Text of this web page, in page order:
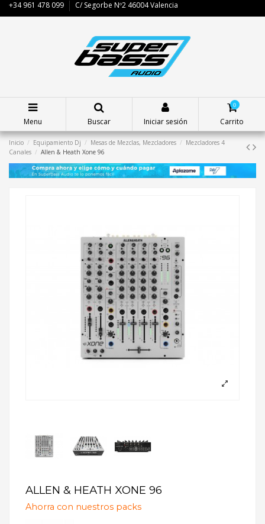
+34 961 478 099 C/ Segorbe Nº2 46004 Valencia
Menu Buscar Iniciar sesión
0
Carrito
Inicio Equipamiento Dj Mesas de Mezclas, Mezcladores
Mezcladores 4
Canales
Allen & Heath Xone 96
ALLEN & HEATH XONE 96
Ahorra con nuestros packs